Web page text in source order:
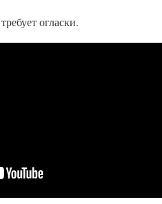
огласки.